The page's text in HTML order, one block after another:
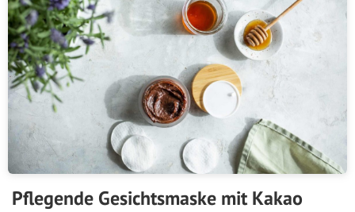
Pflegende Gesichtsmaske mit Kakao